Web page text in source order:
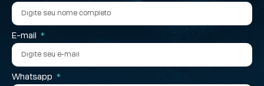
E-mail
Whatsapp